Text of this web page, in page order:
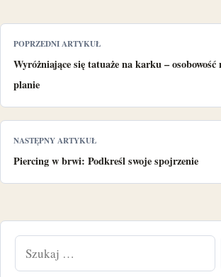
POPRZEDNI ARTYKUŁ
Wyróżniające się tatuaże na karku –
planie
NASTĘPNY ARTYKUŁ
Piercing w brwi: Podkreśl swoje spojrzenie